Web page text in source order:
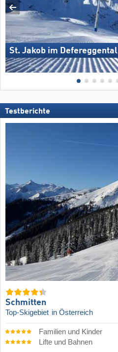
St. Jakob im Defereggental
Testberichte
Schmitten
Top-Skigebiet in Österreich
Familien und Kinder
Lifte und Bahnen